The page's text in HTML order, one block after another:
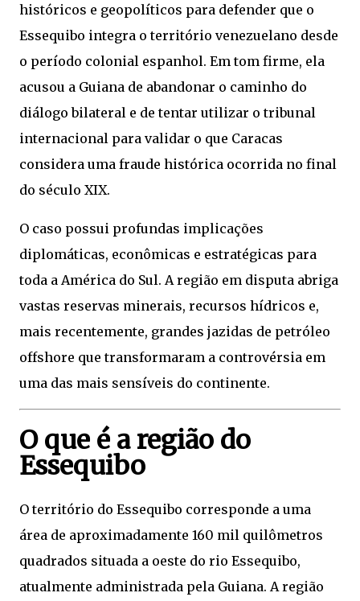
históricos e geopolíticos para defender que o
Essequibo integra o território venezuelano desde
o período colonial espanhol. Em tom firme, ela
acusou a Guiana de abandonar o caminho do
diálogo bilateral e de tentar utilizar o tribunal
internacional para validar o que Caracas
considera uma fraude histórica ocorrida no final
do século XIX.
O caso possui profundas implicações
diplomáticas, econômicas e estratégicas para
toda a América do Sul. A região em disputa abriga
vastas reservas minerais, recursos hídricos e,
mais recentemente, grandes jazidas de petróleo
offshore que transformaram a controvérsia em
uma das mais sensíveis do continente.
O que é a região do
Essequibo
O território do Essequibo corresponde a uma
área de aproximadamente 160 mil quilômetros
quadrados situada a oeste do rio Essequibo,
atualmente administrada pela Guiana. A região